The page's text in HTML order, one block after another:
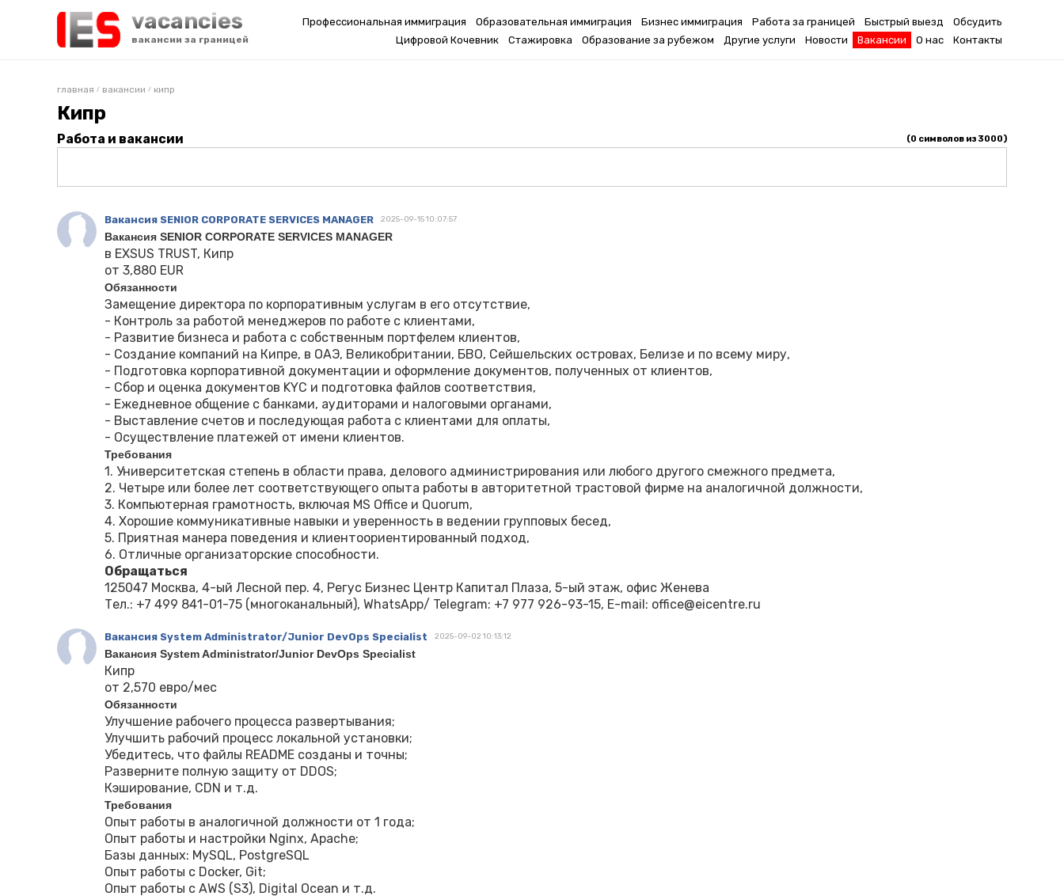
vacancies
вакансии за границей
Профессиональная иммиграция Образовательная иммиграция Бизнес иммиграция Работа за границей Быстрый выезд
Обсудить
Цифровой Кочевник
Стажировка Образование за рубежом Другие услуги Новости Вакансии О нас Контакты
главная / вакансии / кипр
Кипр
Работа и вакансии (0 символов из 3000)
Вакансия SENIOR CORPORATE SERVICES MANAGER 2025-09-15 10:07:57
Вакансия SENIOR CORPORATE SERVICES MANAGER
в EXSUS TRUST, Кипр
от 3,880 EUR
Обязанности
Замещение директора по корпоративным услугам в его отсутствие,
- Контроль за работой менеджеров по работе с клиентами,
- Развитие бизнеса и работа с собственным портфелем клиентов,
- Создание компаний на Кипре, в ОАЭ, Великобритании, БВО, Сейшельских островах, Белизе и по всему миру,
- Подготовка корпоративной документации и оформление документов, полученных от клиентов,
- Сбор и оценка документов KYC и подготовка файлов соответствия,
- Ежедневное общение с банками, аудиторами и налоговыми органами,
- Выставление счетов и последующая работа с клиентами для оплаты,
- Осуществление платежей от имени клиентов.
Требования
1. Университетская степень в области права, делового администрирования или любого другого смежного предмета,
2. Четыре или более лет соответствующего опыта работы в авторитетной трастовой фирме на аналогичной должности,
3. Компьютерная грамотность, включая MS Office и Quorum,
4. Хорошие коммуникативные навыки и уверенность в ведении групповых бесед,
5. Приятная манера поведения и клиентоориентированный подход,
6. Отличные организаторские способности.
Обращаться
125047 Москва, 4-ый Лесной пер. 4, Регус Бизнес Центр Капитал Плаза, 5-ый этаж, офис Женева
Тел.: ‪+7 499 841-01-75‬ (многоканальный), WhatsApp/ Telegram: ‪+7 977 926-93-15, E-mail: office@eicentre.ru
Вакансия System Administrator/Junior DevOps Specialist 2025-09-02 10:13:12
Вакансия System Administrator/Junior DevOps Specialist
Кипр
от 2,570 евро/мес
Обязанности
Улучшение рабочего процесса развертывания;
Улучшить рабочий процесс локальной установки;
Убедитесь, что файлы README созданы и точны;
Разверните полную защиту от DDOS;
Кэширование, CDN и т.д.
Требования
Опыт работы в аналогичной должности от 1 года;
Опыт работы и настройки Nginx, Apache;
Базы данных: MySQL, PostgreSQL
Опыт работы с Docker, Git;
Опыт работы с AWS (S3), Digital Ocean и т.д.